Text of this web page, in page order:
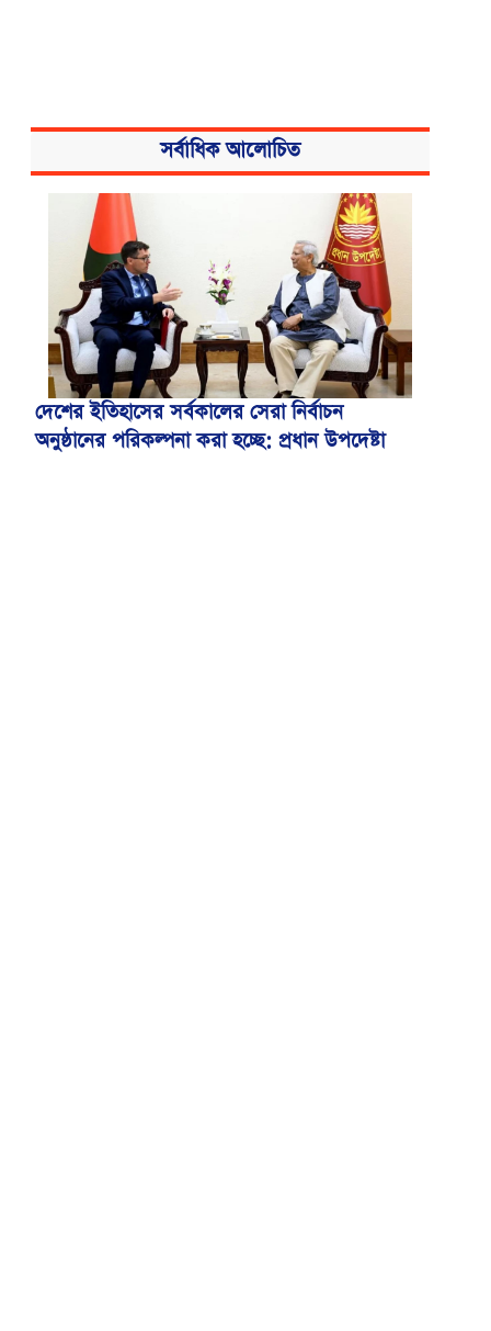
সর্বাধিক আলোচিত
দেশের ইতিহাসের সর্বকালের সেরা নির্বাচন
অনুষ্ঠানের পরিকল্পনা করা হচ্ছে: প্রধান উপদেষ্টা